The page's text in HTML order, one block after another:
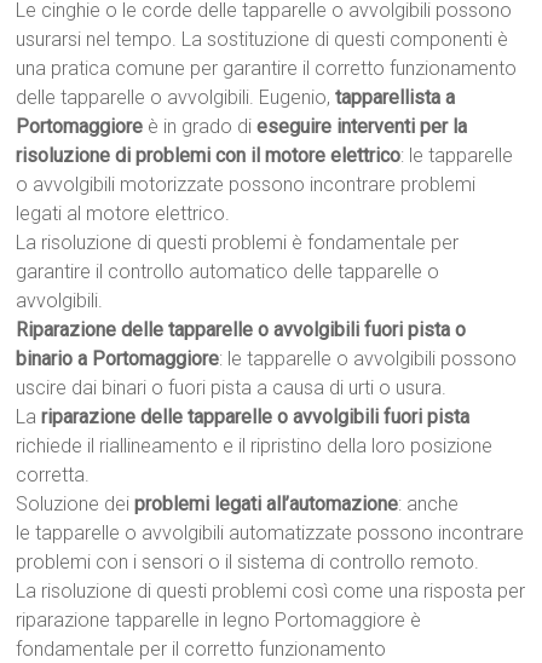
Le cinghie o le corde delle tapparelle o avvolgibili possono
usurarsi nel tempo. La sostituzione di questi componenti è
una pratica comune per garantire il corretto funzionamento
delle tapparelle o avvolgibili. Eugenio,tapparellista a
Portomaggiore è in grado dieseguire interventi per la
risoluzione di problemi con il motore elettrico: le tapparelle
o avvolgibili motorizzate possono incontrare problemi
legati al motore elettrico.
La risoluzione di questi problemi è fondamentale per
garantire il controllo automatico delle tapparelle o
avvolgibili.
Riparazione delle tapparelle o avvolgibili fuori pista o
binario a Portomaggiore: le tapparelle o avvolgibili possono
uscire dai binari o fuori pista a causa di urti o usura.
Lariparazione delle tapparelle o avvolgibili fuori pista
richiede il riallineamento e il ripristino della loro posizione
corretta.
Soluzione deiproblemi legati all’automazione: anche
le tapparelle o avvolgibili automatizzate possono incontrare
problemi con i sensori o il sistema di controllo remoto.
La risoluzione di questi problemi così come una risposta per
riparazione tapparelle in legno Portomaggiore è
fondamentale per il corretto funzionamento